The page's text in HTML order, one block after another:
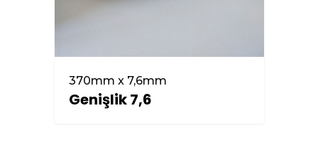
370mm x 7,6mm
Genişlik 7,6